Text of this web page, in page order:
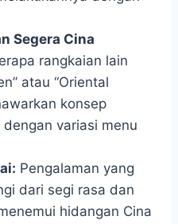
Segera Cina
rangkaian lain
atau “Oriental
konsep
variasi menu
Pengalaman yang
dari segi rasa dan
hidangan Cina